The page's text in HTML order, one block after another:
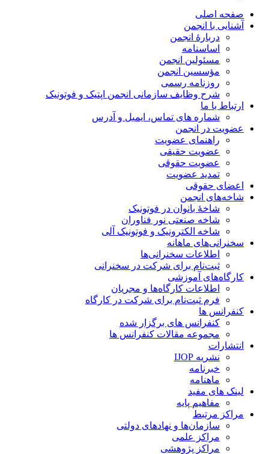
صفحه اصلی
آشنایی با انجمن
دربارۀ انجمن
اساسنامه
مسئولین انجمن
مؤسسین انجمن
روزنامه رسمی
شرح وظایف سازمانی انجمن اپتیک و فوتونیک
ارتباط با ما
شماره های تماس، ایمیل و آدرس
عضویت در انجمن
راهنمای عضویت
عضویت حقیقی
عضویت حقوقی
تمدید عضویت
اعضای حقوقی
شاخه‌های انجمن
شاخۀ بانوان در فوتونیک
شاخه صنعتی نور فناوران
شاخه‌ الکترونیک و فوتونیک آلی
سخنرانی‌های ماهانه
اطلاعات سخنرانی‌‌ها
ثبت‌نام برای شرکت در سخنرانی
کارگاه‌های آموزشی
اطلاعات کارگاه‌ها و مجریان
فرم ثبت‌نام برای شرکت در کارگاه
کنفرانس ها
کنفرانس های برگزار شده
مجموعه مقالات کنفرانس ها
انتشارات
نشریه IJOP
خبرنامه
ماهنامه
لینک های مفید
مفاهیم پایه
مراکز مرتبط
سازمان‌ها و نهادهای دولتی
مراکز علمی
مراکز پژوهشی